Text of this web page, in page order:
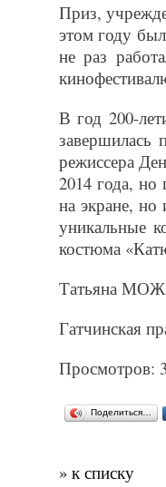
Приз,
этом году
не раз
В год 200-
завершилась
режиссера
2014 года, но
на экране,
уникальные
костюма
Татьяна
Гатчинская
Просмотров:
Поделиться…
» к списку